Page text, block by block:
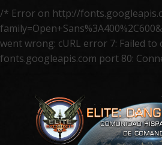
/* Error on http://
went wrong: cURL error 7: Failed to
fonts.googleapis.com port 80: